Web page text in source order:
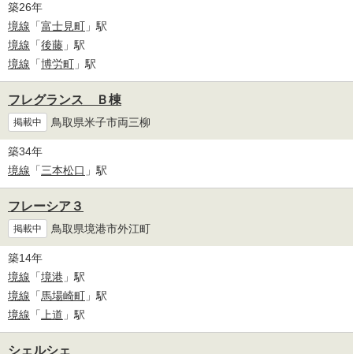
築26年
境線 「富士見町 」駅
境線 「後藤 」駅
境線 「博労町 」駅
フレグランス Ｂ棟
掲載中 鳥取県米子市両三柳
築34年
境線 「三本松口 」駅
フレーシア３
掲載中 鳥取県境港市外江町
築14年
境線 「境港 」駅
境線 「馬場崎町 」駅
境線 「上道 」駅
シェルシェ